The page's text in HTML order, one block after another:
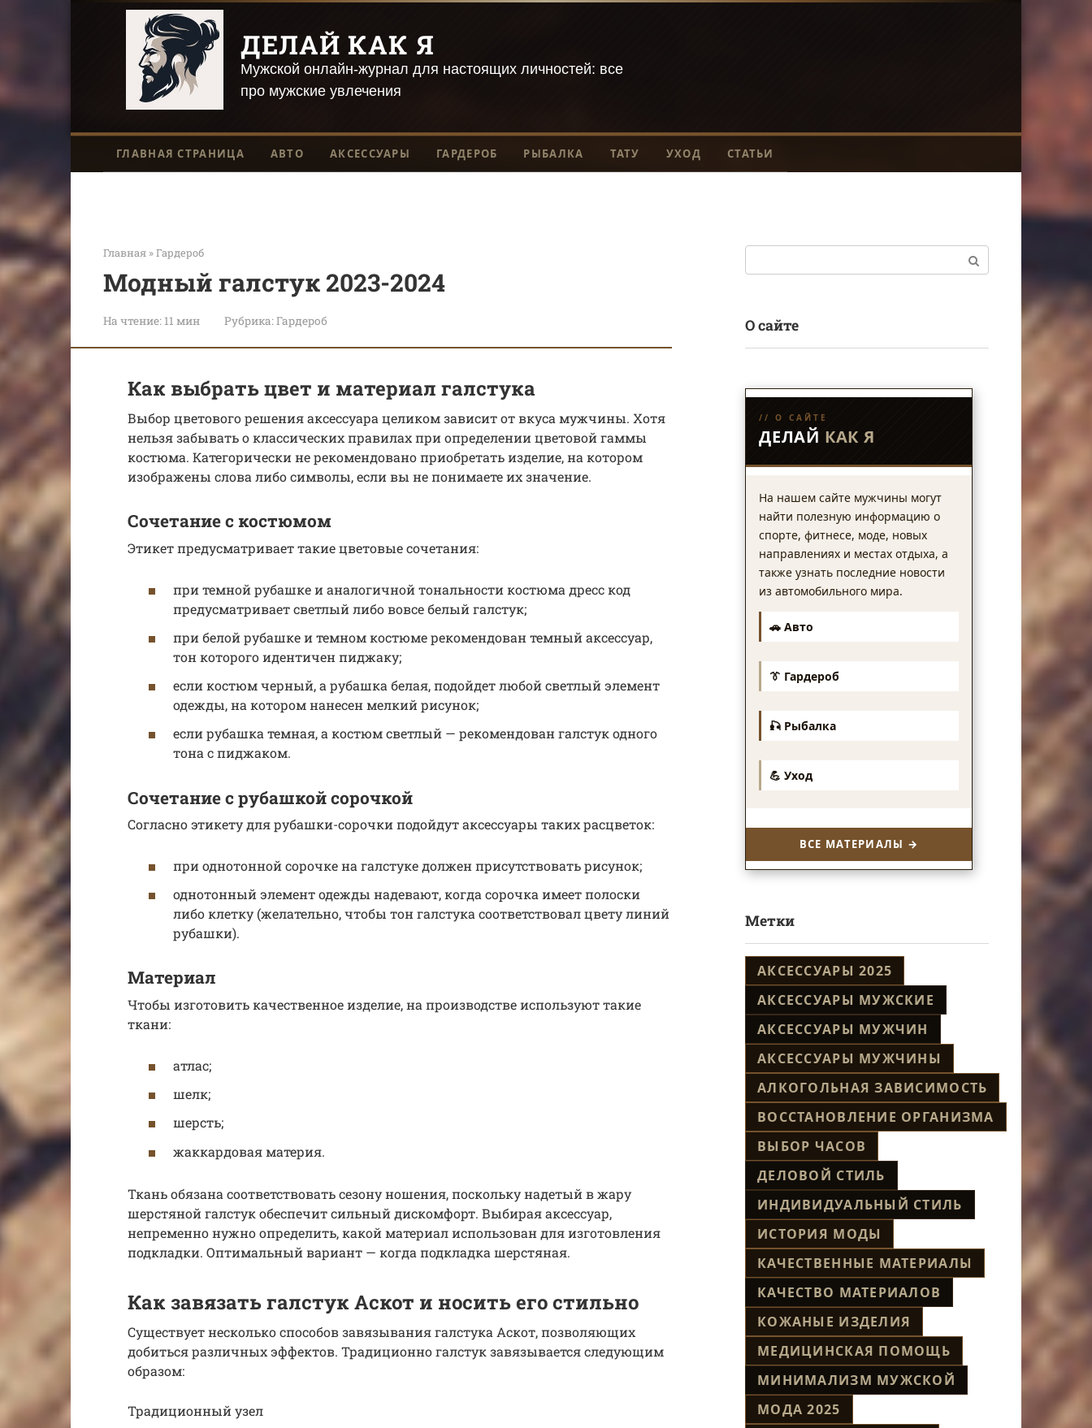
ДЕЛАЙ КАК Я
Мужской онлайн-журнал для настоящих личностей: все
про мужские увлечения
ГЛАВНАЯ СТРАНИЦА АВТО АКСЕССУАРЫ ГАРДЕРОБ РЫБАЛКА ТАТУ УХОД СТАТЬИ
Главная »Гардероб
Модный галстук 2023-2024
На чтение: 11 мин Рубрика:Гардероб
Как выбрать цвет и материал галстука
Выбор цветового решения аксессуара целиком зависит от вкуса мужчины. Хотя
нельзя забывать о классических правилах при определении цветовой гаммы
костюма. Категорически не рекомендовано приобретать изделие, на котором
изображены слова либо символы, если вы не понимаете их значение.
Сочетание с костюмом
Этикет предусматривает такие цветовые сочетания:
при темной рубашке и аналогичной тональности костюма дресс код
предусматривает светлый либо вовсе белый галстук;
при белой рубашке и темном костюме рекомендован темный аксессуар,
тон которого идентичен пиджаку;
если костюм черный, а рубашка белая, подойдет любой светлый элемент
одежды, на котором нанесен мелкий рисунок;
если рубашка темная, а костюм светлый — рекомендован галстук одного
тона с пиджаком.
Сочетание с рубашкой сорочкой
Согласно этикету для рубашки-сорочки подойдут аксессуары таких расцветок:
при однотонной сорочке на галстуке должен присутствовать рисунок;
однотонный элемент одежды надевают, когда сорочка имеет полоски
либо клетку (желательно, чтобы тон галстука соответствовал цвету линий
рубашки).
Материал
Чтобы изготовить качественное изделие, на производстве используют такие
ткани:
атлас;
шелк;
шерсть;
жаккардовая материя.
Ткань обязана соответствовать сезону ношения, поскольку надетый в жару
шерстяной галстук обеспечит сильный дискомфорт. Выбирая аксессуар,
непременно нужно определить, какой материал использован для изготовления
подкладки. Оптимальный вариант — когда подкладка шерстяная.
Как завязать галстук Аскот и носить его стильно
Существует несколько способов завязывания галстука Аскот, позволяющих
добиться различных эффектов. Традиционно галстук завязывается следующим
образом:
Традиционный узел
О сайте
// О САЙТЕ
ДЕЛАЙ КАК Я
На нашем сайте мужчины могут
найти полезную информацию о
спорте, фитнесе, моде, новых
направлениях и местах отдыха, а
также узнать последние новости
из автомобильного мира.
🚗 Авто
👔 Гардероб
🎣 Рыбалка
💪 Уход
ВСЕ МАТЕРИАЛЫ →
Метки
АКСЕССУАРЫ 2025
АКСЕССУАРЫ МУЖСКИЕ
АКСЕССУАРЫ МУЖЧИН
АКСЕССУАРЫ МУЖЧИНЫ
АЛКОГОЛЬНАЯ ЗАВИСИМОСТЬ
ВОССТАНОВЛЕНИЕ ОРГАНИЗМА
ВЫБОР ЧАСОВ
ДЕЛОВОЙ СТИЛЬ
ИНДИВИДУАЛЬНЫЙ СТИЛЬ
ИСТОРИЯ МОДЫ
КАЧЕСТВЕННЫЕ МАТЕРИАЛЫ
КАЧЕСТВО МАТЕРИАЛОВ
КОЖАНЫЕ ИЗДЕЛИЯ
МЕДИЦИНСКАЯ ПОМОЩЬ
МИНИМАЛИЗМ МУЖСКОЙ
МОДА 2025